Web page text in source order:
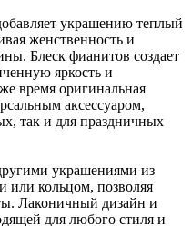
украшению теплый
женственность и
Блеск фианитов создает
яркость и
время оригинальная
аксессуаром,
так и для праздничных
украшениями из
или кольцом, позволяя
Лаконичный дизайн и
для любого стиля и